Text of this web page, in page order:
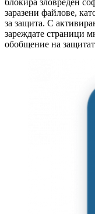
блокира зловреден
заразени файлове,
за защита. С
зареждате страници
обобщение на